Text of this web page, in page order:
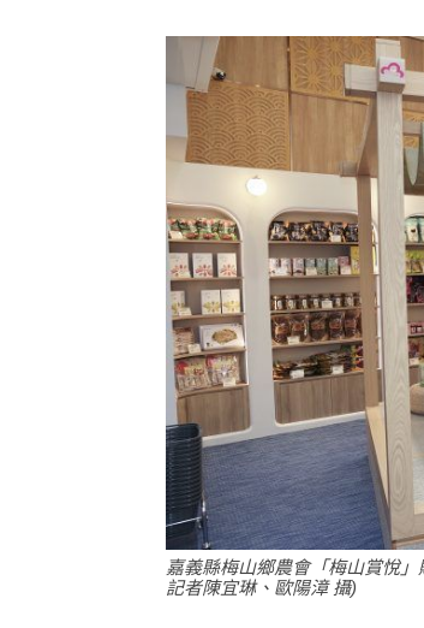
嘉義縣梅山鄉農會「梅山賞悅
記者陳宜琳、歐陽漳 攝)